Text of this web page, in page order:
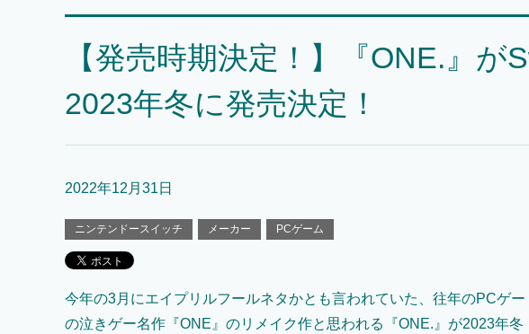
【発売時期決定！】『ONE.』が
2023年冬に発売決定！
2022年12月31日
ニンテンドースイッチ メーカー PCゲーム
今年の3月にエイプリルフールネタかとも言われていた、往年のPCゲー
の泣きゲー名作『ONE』のリメイク作と思われる『ONE.』が2023年冬